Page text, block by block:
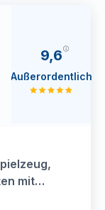
mit
9,6
Außerordentlich